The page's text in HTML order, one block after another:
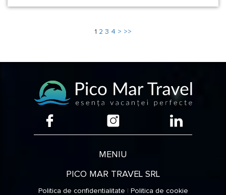
1 2 3 4 > >>
MENIU
PICO MAR TRAVEL SRL
Politica de confidentialitate | Politica de cookie